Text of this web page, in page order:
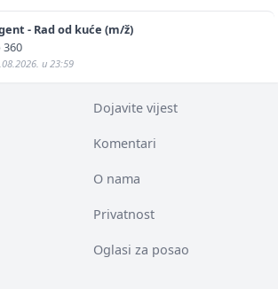
- Rad od kuće (m/ž)
360
u 23:59
Dojavite vijest
Komentari
O nama
Privatnost
Oglasi za posao